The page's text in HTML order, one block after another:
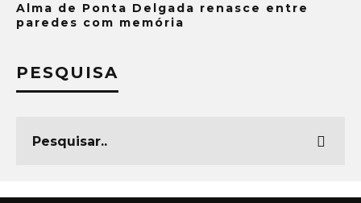
Alma de Ponta Delgada renasce entre
paredes com memória
PESQUISA